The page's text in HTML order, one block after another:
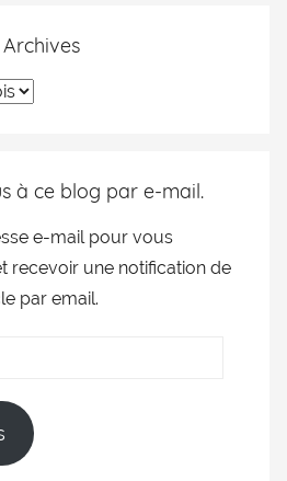
Archives
à ce blog par e-mail.
e-mail pour vous
recevoir une notification de
par email.